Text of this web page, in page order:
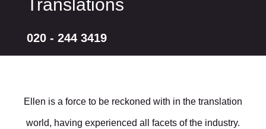
Translations
020 - 244 3419
Ellen is a force to be reckoned with in the translation
world, having experienced all facets of the industry.